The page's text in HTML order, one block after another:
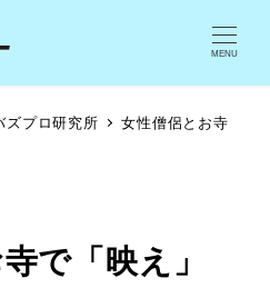
MENU
ズプロ研究所
女性僧侶とお寺
で「映え」